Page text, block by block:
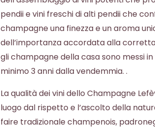
pendii e vini freschi di alti pendii che
champagne una finezza e un aroma
dell’importanza accordata alla
gli champagne della casa sono messi
minimo 3 anni dalla vendemmia. .
La qualità dei vini dello Champagne
luogo dal rispetto e l’ascolto della
faire tradizionale champenois,